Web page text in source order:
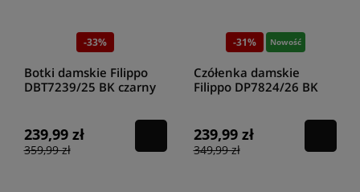
-33%
Botki damskie Filippo
DBT7239/25 BK czarny
239,99 zł
359,99 zł
-31% Nowość
Czółenka damskie
Filippo DP7824/26 BK
239,99 zł
349,99 zł